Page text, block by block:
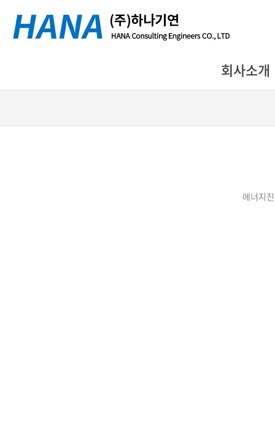
회사소개
에너지